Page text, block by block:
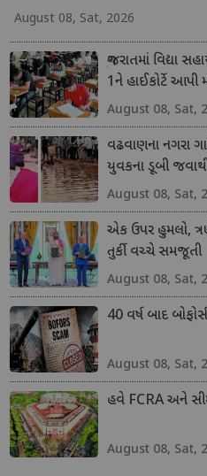
August 08, Sat, 2026
ગુજરાતમાં વિદ્યા
1ને હાઈકોર્ટે આપી
August 08, Sat,
વઢવાણના નગરા
યુવકના ડૂબી
August 08, Sat,
એક ઉપર હુમલો,
તુર્કી વચ્ચે સમજૂતી
August 08, Sat,
40 વર્ષ બાદ
August 08, Sat,
હવે FCRA અને
August 08, Sat,